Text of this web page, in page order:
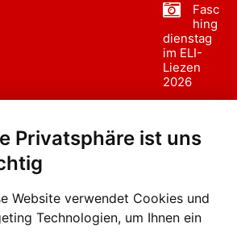
Privatsphäre ist uns
Website verwendet Cookies und
Technologien, um Ihnen ein
Fasc
hing
dienstag
im ELI-
Liezen
2026
sumzug
Liezen